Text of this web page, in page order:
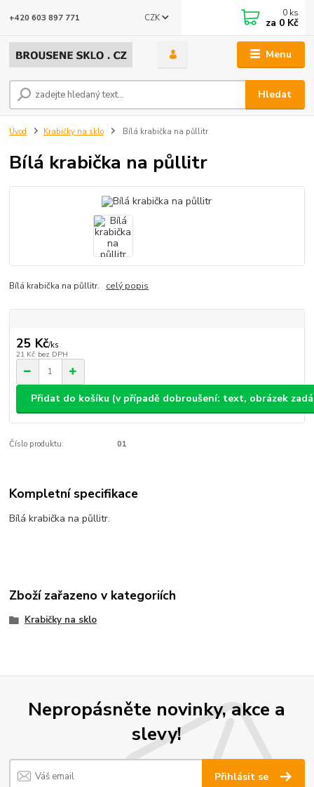
Menu
CZK
Hledat
+420 603 897 771 0 ks
za 0 Kč
Úvod Krabičky na sklo Bílá krabička na půllitr
Bílá krabička na půllitr
Bílá krabička na půllitr. celý popis
25 Kč/ks
21 Kč bez DPH
Přidat do košíku (v případě dobroušení: text, obrázek
Číslo produktu: 01
Kompletní specifikace
Bílá krabička na půllitr.
Zboží zařazeno v kategoriích
Krabičky na sklo
Nepropásněte novinky, akce a
slevy!
Přihlásit se